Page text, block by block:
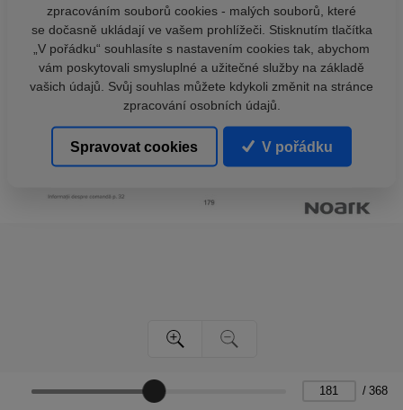
/ 368
zpracováním souborů cookies - malých souborů, které
se dočasně ukládají ve vašem prohlížeči. Stisknutím tlačítka
„V pořádku“ souhlasíte s nastavením cookies tak, abychom
vám poskytovali smysluplné a užitečné služby na základě
vašich údajů. Svůj souhlas můžete kdykoli změnit na stránce
zpracování osobních údajů.
Spravovat cookies V pořádku